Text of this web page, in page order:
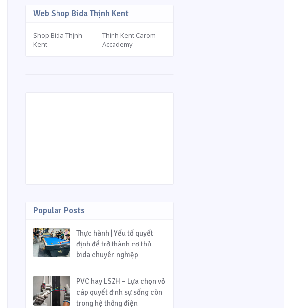
Web Shop Bida Thịnh Kent
Shop Bida Thịnh
Kent
Thinh Kent Carom
Accademy
Popular Posts
Thực hành | Yếu tố quyết
định để trở thành cơ thủ
bida chuyên nghiệp
PVC hay LSZH – Lựa chọn vỏ
cáp quyết định sự sống còn
trong hệ thống điện